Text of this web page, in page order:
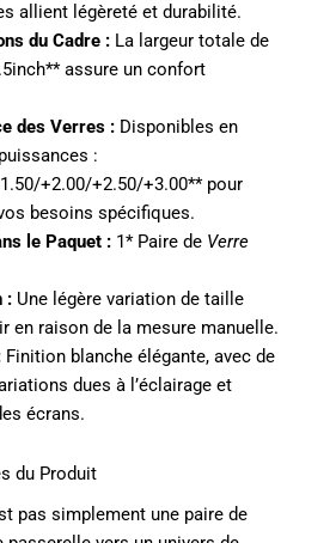
allient légèreté et durabilité.
du Cadre :La largeur totale de
assure un confort
des Verres :Disponibles en
:
+2.00/+2.50/+3.00** pour
besoins spécifiques.
le Paquet :1* Paire de Verre
:Une légère variation de taille
en raison de la mesure manuelle.
Finition blanche élégante, avec de
dues à l’éclairage et
écrans.
du Produit
pas simplement une paire de